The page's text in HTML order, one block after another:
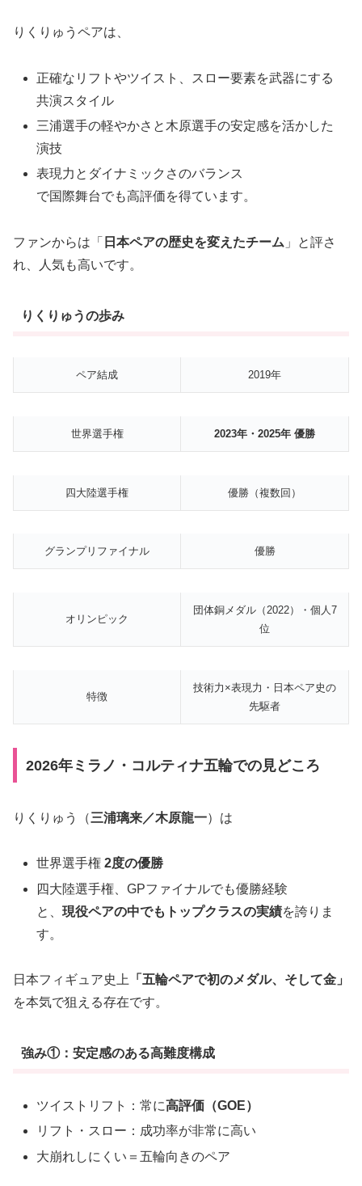
りくりゅうペアは、
正確なリフトやツイスト、スロー要素を武器にする
共演スタイル
三浦選手の軽やかさと木原選手の安定感を活かした
演技
表現力とダイナミックさのバランス
で国際舞台でも高評価を得ています。
ファンからは「 日本ペアの歴史を変えたチーム 」と評さ
れ、人気も高いです。
りくりゅうの歩み
ペア結成 2019年
世界選手権 2023年・2025年 優勝
四大陸選手権 優勝（複数回）
グランプリファイナル 優勝
オリンピック
団体銅メダル（2022）・個人7
位
特徴
技術力×表現力・日本ペア史の
先駆者
2026年ミラノ・コルティナ五輪での見どころ
りくりゅう（三浦璃来／木原龍一）は
世界選手権2度の優勝
四大陸選手権、GPファイナルでも優勝経験
と、現役ペアの中でもトップクラスの実績を誇りま
す。
日本フィギュア史上
「五輪ペアで初のメダル、そして金」
を本気で狙える存在です。
強み①：安定感のある高難度構成
ツイストリフト：常に高評価（GOE）
リフト・スロー：成功率が非常に高い
大崩れしにくい＝五輪向きのペア